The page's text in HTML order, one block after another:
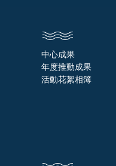
中心成果
年度推動成果
活動花絮相簿